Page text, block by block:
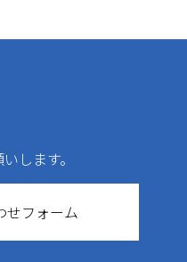
します。
せフォーム